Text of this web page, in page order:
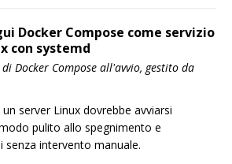
Docker Compose come servizio
con systemd
di Docker Compose all'avvio, gestito da
server Linux dovrebbe avviarsi
pulito allo spegnimento e
senza intervento manuale.